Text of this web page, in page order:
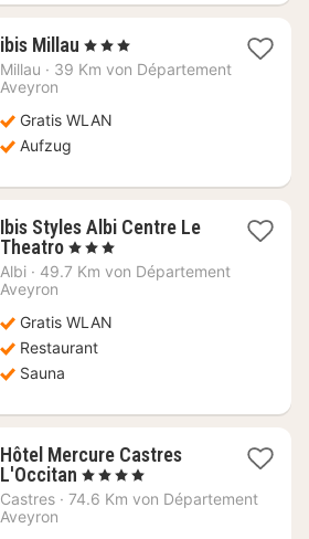
ibis Millau 1
Nacht
€
, 3 Sterne
Millau · 39 Km von Département
Aveyron
Gratis WLAN
Aufzug
Ibis Styles Albi Centre Le
Theatro1
Nacht
€
, 3 Sterne
Albi · 49.7 Km von Département
Aveyron
Gratis WLAN
Restaurant
Sauna
Hôtel Mercure Castres
L'Occitan 1
Nacht
, 4 Sterne
Castres · 74.6 Km von Département
Aveyron